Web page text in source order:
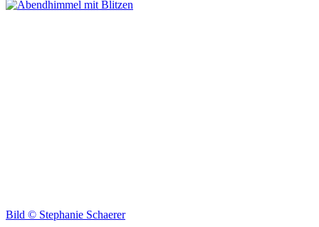
Bild © Stephanie Schaerer